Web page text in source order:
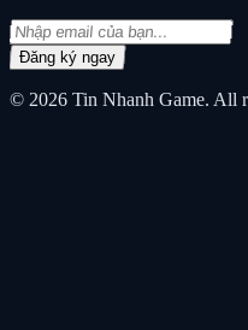
Đăng ký ngay
© 2026 Tin Nhanh Game. All